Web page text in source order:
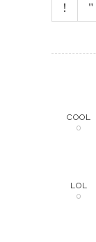
COOL
0
LOL
0